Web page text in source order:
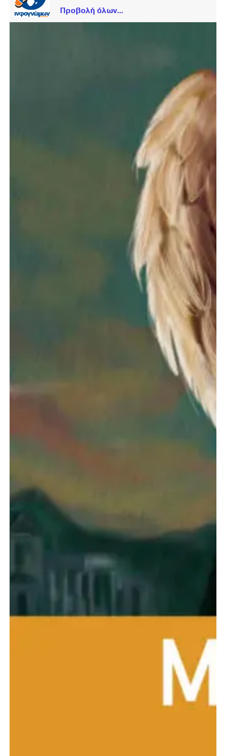
Προβολή όλων